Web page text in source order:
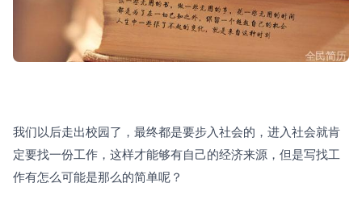
我们以后走出校园了，最终都是要步入社会的，进入社会就肯
定要找一份工作，这样才能够有自己的经济来源，但是写找工
作有怎么可能是那么的简单呢？